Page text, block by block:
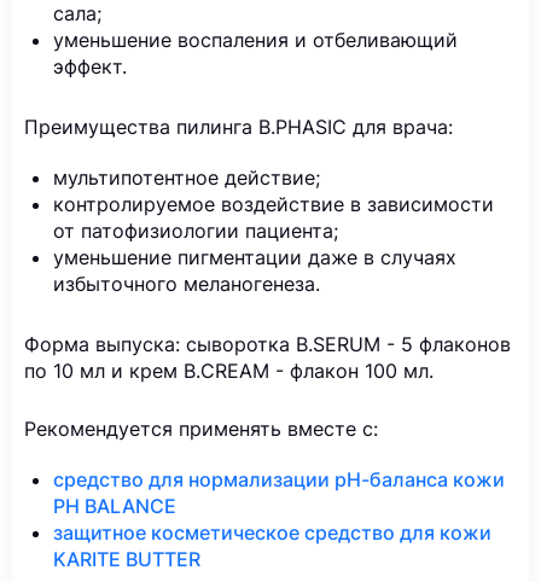
сала;
уменьшение воспаления и отбеливающий
эффект.
Преимущества пилинга B.PHASIC для врача:
мультипотентное действие;
контролируемое воздействие в зависимости
от патофизиологии пациента;
уменьшение пигментации даже в случаях
избыточного меланогенеза.
Форма выпуска: сыворотка B.SERUM - 5 флаконов
по 10 мл и крем B.CREAM - флакон 100 мл.
Рекомендуется применять вместе с:
средство для нормализации рН-баланса кожи
PH BALANCE
защитное косметическое средство для кожи
KARITE BUTTER